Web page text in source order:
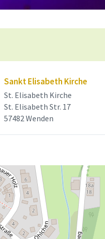
Sankt Elisabeth Kirche
St. Elisabeth Kirche
St. Elisabeth Str. 17
57482 Wenden